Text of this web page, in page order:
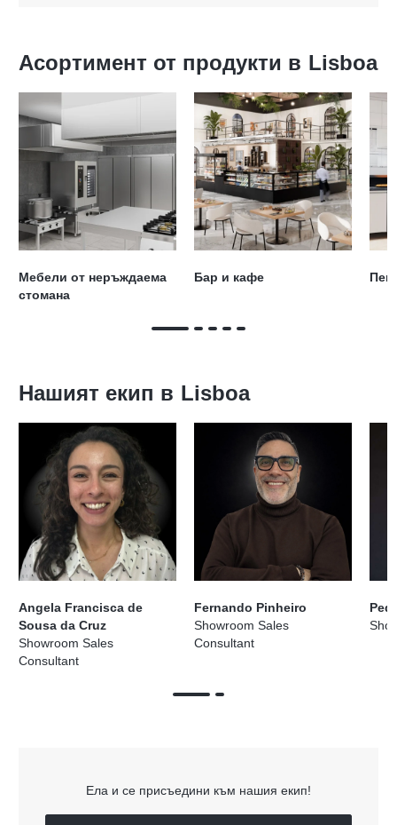
Асортимент от продукти в Lisboa
Мебели от неръждаема
стомана
Бар и кафе
Нашият екип в Lisboa
Angela Francisca de
Sousa da Cruz
Showroom Sales
Consultant
Fernando Pinheiro
Showroom Sales
Consultant
Ела и се присъедини към нашия екип!